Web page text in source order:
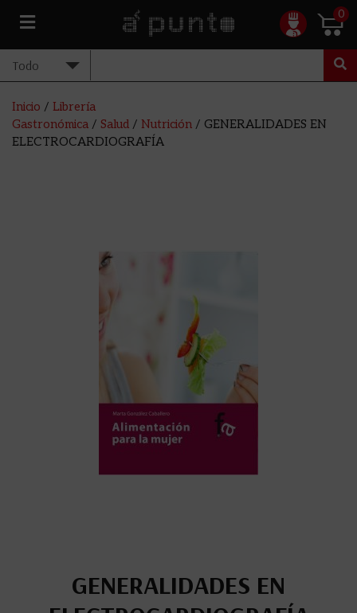
0
Inicio / Librería
Gastronómica / Salud / Nutrición / GENERALIDADES EN
ELECTROCARDIOGRAFÍA
GENERALIDADES EN